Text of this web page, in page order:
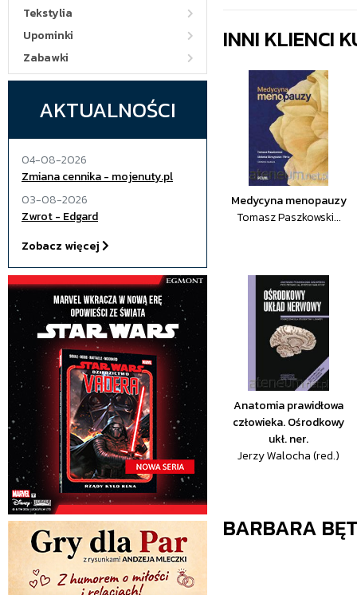
Tekstylia
Upominki
Zabawki
AKTUALNOŚCI
04-08-2026
Zmiana cennika - mojenuty.pl
03-08-2026
Zwrot - Edgard
Zobacz więcej
INNI KLIENCI
Medycyna menopauzy
Tomasz Paszkowski...
Anatomia prawidłowa
człowieka. Ośrodkowy
ukł. ner.
Jerzy Walocha (red.)
BARBARA